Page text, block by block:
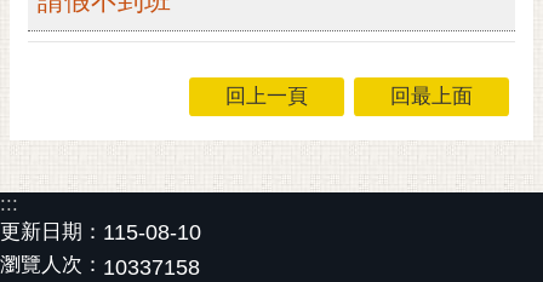
主題服務
黃
偉
哲
回上一頁 回最上面
:::
更新日期： 115-08-10
瀏覽人次： 10337158